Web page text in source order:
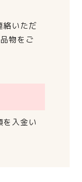
絡いただ
物をご
入金い